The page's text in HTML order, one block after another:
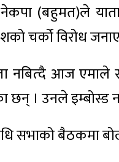
(बहुमत)ले
चर्को विरोध
नबित्दै आज एमाले
छन् । उनले इम्बोस्ड
सभाको बैठकमा